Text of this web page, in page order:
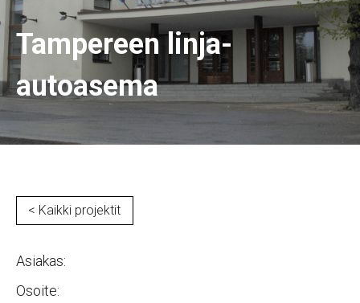
Tampereen linja-
autoasema
< Kaikki projektit
Asiakas:
Osoite: